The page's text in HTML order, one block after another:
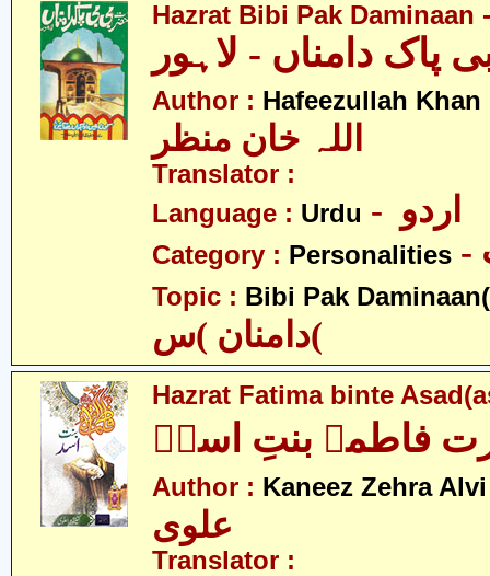
Hazrat Bibi Pak Daminaan
Author : Hafeezullah Khan
اللہ خان منظر
Translator :
Language : Urdu
Category : Personalities
Topic : Bibi Pak
دامنان )س(
Hazrat Fatima binte
فاطمہ بنتِ اسدؑ
Author : Kaneez Zehra Alvi
علوی
Translator :